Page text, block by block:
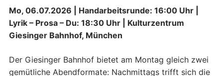
Mo, 06.07.2026 | Handarbeitsrunde: 16:00 Uhr |
Lyrik – Prosa – Du: 18:30 Uhr | Kulturzentrum
Giesinger Bahnhof, München
Der Giesinger Bahnhof bietet am Montag gleich zwei
gemütliche Abendformate: Nachmittags trifft sich die